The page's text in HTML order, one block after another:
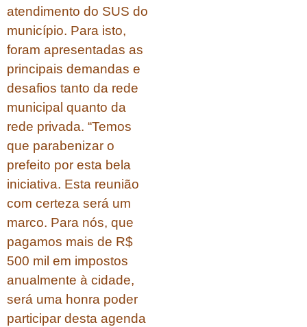
atendimento do SUS do
município. Para isto,
foram apresentadas as
principais demandas e
desafios tanto da rede
municipal quanto da
rede privada. “Temos
que parabenizar o
prefeito por esta bela
iniciativa. Esta reunião
com certeza será um
marco. Para nós, que
pagamos mais de R$
500 mil em impostos
anualmente à cidade,
será uma honra poder
participar desta agenda